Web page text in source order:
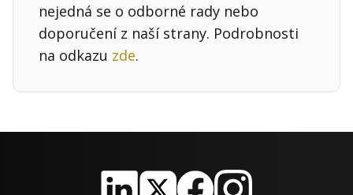
nejedná se o odborné rady nebo
doporučení z naší strany. Podrobnosti
na odkazu zde.